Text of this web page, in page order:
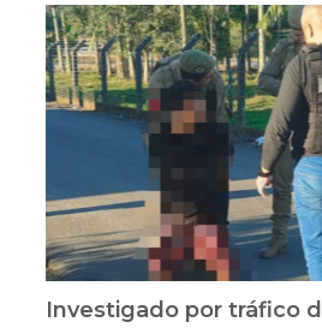
Investigado por tráfico